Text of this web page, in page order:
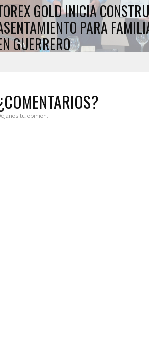
GOLD INICIA
PARA
GUERRERO
tu opinión.